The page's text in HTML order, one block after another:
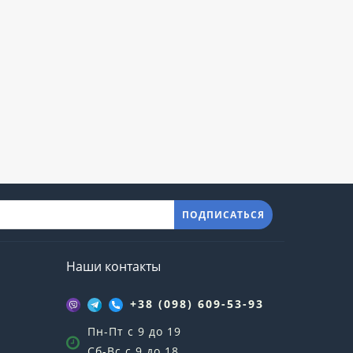
ПОДПИСАТЬСЯ
Наши контакты
+38 (098) 609-53-93
Пн-Пт с 9 до 19